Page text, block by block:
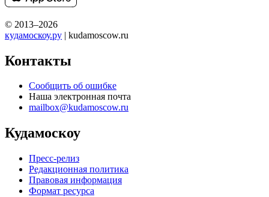
© 2013–2026
кудамоскоу.ру | kudamoscow.ru
Контакты
Сообщить об ошибке
Наша электронная почта
mailbox@kudamoscow.ru
Кудамоскоу
Пресс-релиз
Редакционная политика
Правовая информация
Формат ресурса